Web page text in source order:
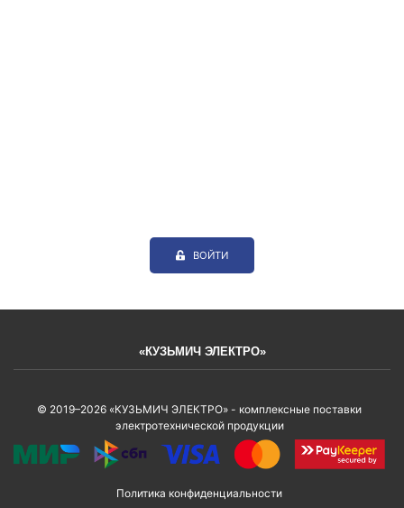
ВОЙТИ
«КУЗЬМИЧ ЭЛЕКТРО»
© 2019–2026 «КУЗЬМИЧ ЭЛЕКТРО» - комплексные поставки
электротехнической продукции
Политика конфиденциальности